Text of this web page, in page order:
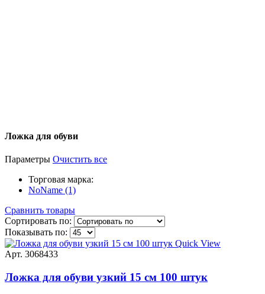
Ложка для обуви
Параметры Очистить все
Торговая марка:
NoName (1)
Сравнить товары
Сортировать по:
Показывать по:
Quick View
Арт. 3068433
Ложка для обуви узкий 15 см 100 штук